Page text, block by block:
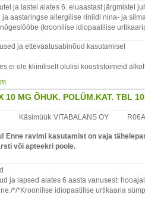
ja lastel alates 6. eluaastast järgmistel
ja aastaringse allergilise riniidi nina- ja
(kroonilise idiopaatilise
ja ettevaatusabinõud kasutamisel
ei ole kliiniliselt olulisi koostistoimeid
krambiohuga patsientidel on soovitav
sobivat annust kohandada.
nahatestide tegemist on vajalik
10 MG ÕHUK. POLÜM.KAT. TBL
Käsimüük VITABALANS OY
Enne ravimi kasutamist on vaja
või apteekri poole.
ja lapsed alates 6 aasta vanusest:
*/*Kroonilise idiopaatilise urtikaaria